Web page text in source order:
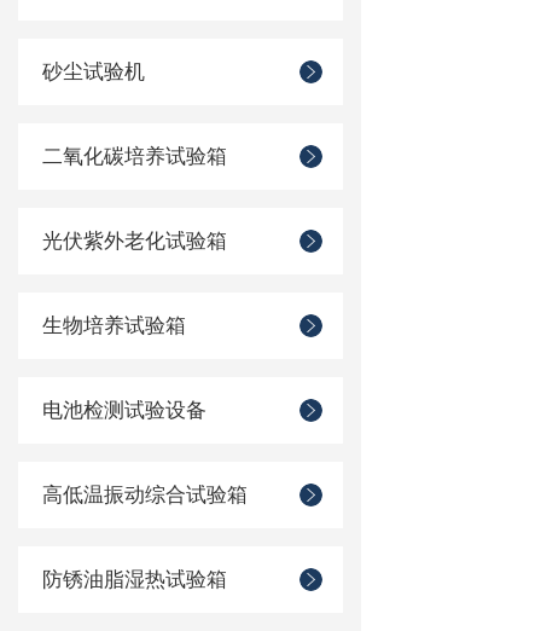
砂尘试验机
二氧化碳培养试验箱
光伏紫外老化试验箱
生物培养试验箱
电池检测试验设备
高低温振动综合试验箱
防锈油脂湿热试验箱